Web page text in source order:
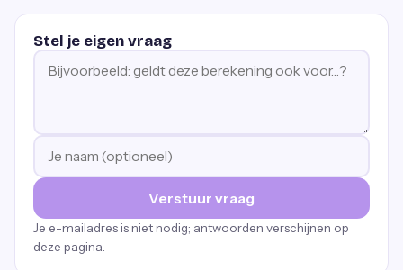
Stel je eigen vraag
Verstuur vraag
Je e-mailadres is niet nodig; antwoorden verschijnen op
deze pagina.